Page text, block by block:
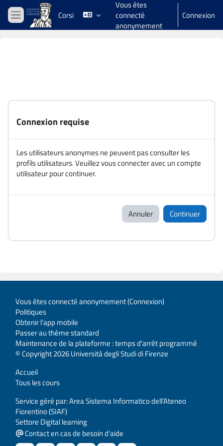
Passer au contenu principal
Panneau latéral
Corsi
Vous êtes
connecté
anonymement
Connexion
Connexion requise
Les utilisateurs anonymes ne peuvent pas consulter les
profils utilisateurs. Veuillez vous connecter avec un compte
utilisateur pour continuer.
Annuler Continuer
Vous êtes connecté anonymement (Connexion)
Politiques
Obtenir l’app mobile
Passer au thème standard
Maintenance de la plateforme : temps d'arrêt programmé
© Copyright 2026 Università degli Studi di Firenze
Accueil
Tous les cours
Service géré par: Area Sistema Informatico dell’Ateneo
Fiorentino (SIAF)
Settore Digital learning
Contact en cas de besoin d'aide